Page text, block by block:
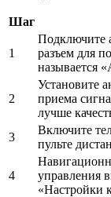
Шаг
1
Подключите
разъем для
называется
2
Установите
приема
лучше
3
Включите
пульте
4
управления
«Настройки